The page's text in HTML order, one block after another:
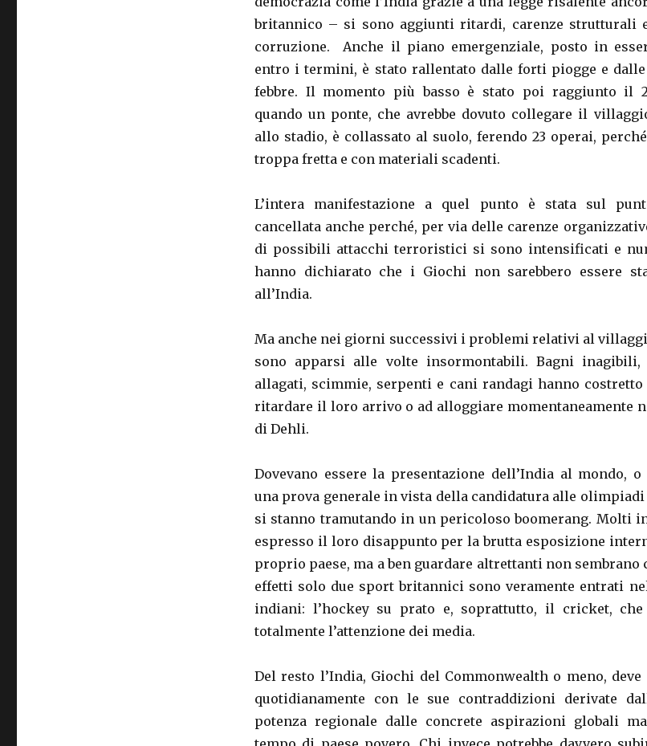
britannico – si sono aggiunti ritardi, carenze strutturali
corruzione. Anche il piano emergenziale, posto in
entro i termini, è stato rallentato dalle forti piogge e
febbre. Il momento più basso è stato poi raggiunto il
quando un ponte, che avrebbe dovuto collegare il
allo stadio, è collassato al suolo, ferendo 23 operai,
troppa fretta e con materiali scadenti.
L’intera manifestazione a quel punto è stata sul
cancellata anche perché, per via delle carenze
di possibili attacchi terroristici si sono intensificati e
hanno dichiarato che i Giochi non sarebbero essere
all’India.
Ma anche nei giorni successivi i problemi relativi al
sono apparsi alle volte insormontabili. Bagni
allagati, scimmie, serpenti e cani randagi hanno costretto
ritardare il loro arrivo o ad alloggiare momentaneamente
di Dehli.
Dovevano essere la presentazione dell’India al mondo, o
una prova generale in vista della candidatura alle olimpiadi
si stanno tramutando in un pericoloso boomerang. Molti
espresso il loro disappunto per la brutta esposizione
proprio paese, ma a ben guardare altrettanti non sembrano
effetti solo due sport britannici sono veramente entrati
indiani: l’hockey su prato e, soprattutto, il cricket,
totalmente l’attenzione dei media.
Del resto l’India, Giochi del Commonwealth o meno,
quotidianamente con le sue contraddizioni derivate
potenza regionale dalle concrete aspirazioni globali